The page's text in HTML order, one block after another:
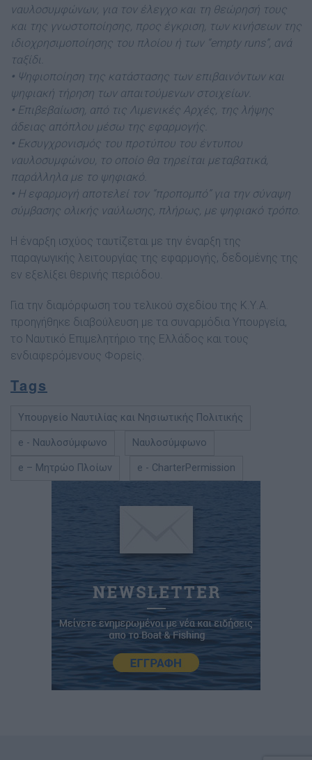
ναυλοσυμφώνων, για τον έλεγχο και τη θεώρησή τους
και της γνωστοποίησης, προς έγκριση, των κινήσεων της
ιδιοχρησιμοποίησης του πλοίου ή των “empty runs”, ανά
ταξίδι.
• Ψηφιοποίηση της κατάστασης των επιβαινόντων και
ψηφιακή τήρηση των απαιτούμενων στοιχείων.
• Επιβεβαίωση, από τις Λιμενικές Αρχές, της λήψης
άδειας απόπλου μέσω της εφαρμογής.
• Εκσυγχρονισμός του προτύπου του έντυπου
ναυλοσυμφώνου, το οποίο θα τηρείται μεταβατικά,
παράλληλα με το ψηφιακό.
• Η εφαρμογή αποτελεί τον “προπομπό” για την σύναψη
σύμβασης ολικής ναύλωσης, πλήρως, με ψηφιακό τρόπο.
Η έναρξη ισχύος ταυτίζεται με την έναρξη της
παραγωγικής λειτουργίας της εφαρμογής, δεδομένης της
εν εξελίξει θερινής περιόδου.
Για την διαμόρφωση του τελικού σχεδίου της Κ.Υ.Α.
προηγήθηκε διαβούλευση με τα συναρμόδια Υπουργεία,
το Ναυτικό Επιμελητήριο της Ελλάδος και τους
ενδιαφερόμενους Φορείς.
Tags
Υπουργείο Ναυτιλίας και Νησιωτικής Πολιτικής
e - Ναυλοσύμφωνο Ναυλοσύμφωνο
e – Μητρώο Πλοίων e - CharterPermission